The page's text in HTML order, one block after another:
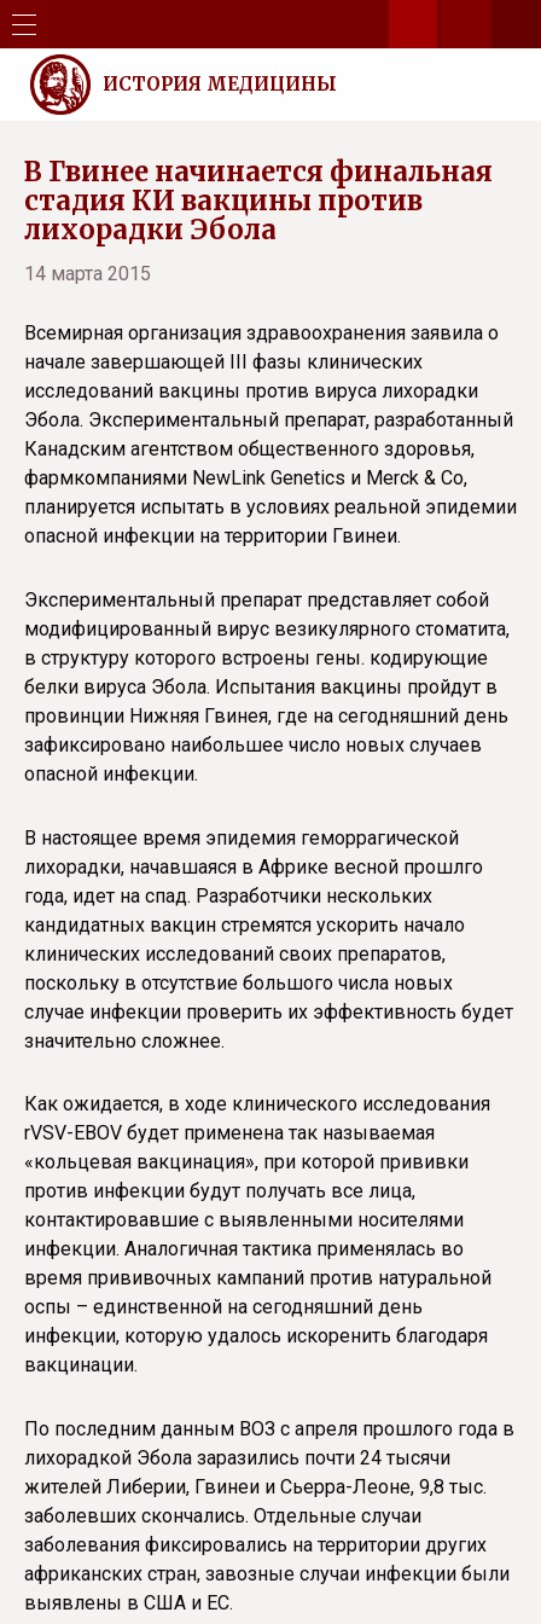
ИСТОРИЯ МЕДИЦИНЫ
В Гвинее начинается финальная
стадия КИ вакцины против
лихорадки Эбола
14 марта 2015
Всемирная организация здравоохранения заявила о
начале завершающей III фазы клинических
исследований вакцины против вируса лихорадки
Эбола. Экспериментальный препарат, разработанный
Канадским агентством общественного здоровья,
фармкомпаниями NewLink Genetics и Merck & Co,
планируется испытать в условиях реальной эпидемии
опасной инфекции на территории Гвинеи.
Экспериментальный препарат представляет собой
модифицированный вирус везикулярного стоматита,
в структуру которого встроены гены. кодирующие
белки вируса Эбола. Испытания вакцины пройдут в
провинции Нижняя Гвинея, где на сегодняшний день
зафиксировано наибольшее число новых случаев
опасной инфекции.
В настоящее время эпидемия геморрагической
лихорадки, начавшаяся в Африке весной прошлго
года, идет на спад. Разработчики нескольких
кандидатных вакцин стремятся ускорить начало
клинических исследований своих препаратов,
поскольку в отсутствие большого числа новых
случае инфекции проверить их эффективность будет
значительно сложнее.
Как ожидается, в ходе клинического исследования
rVSV-EBOV будет применена так называемая
«кольцевая вакцинация», при которой прививки
против инфекции будут получать все лица,
контактировавшие с выявленными носителями
инфекции. Аналогичная тактика применялась во
время прививочных кампаний против натуральной
оспы – единственной на сегодняшний день
инфекции, которую удалось искоренить благодаря
вакцинации.
По последним данным ВОЗ с апреля прошлого года в
лихорадкой Эбола заразились почти 24 тысячи
жителей Либерии, Гвинеи и Сьерра-Леоне, 9,8 тыс.
заболевших скончались. Отдельные случаи
заболевания фиксировались на территории других
африканских стран, завозные случаи инфекции были
выявлены в США и ЕС.